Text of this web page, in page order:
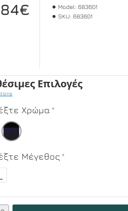
Model: 683601
SKU: 683601
Επιλογές
Χρώμα
Μέγεθος